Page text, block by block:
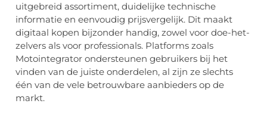
uitgebreid assortiment, duidelijke technische
informatie en eenvoudig prijsvergelijk. Dit maakt
digitaal kopen bijzonder handig, zowel voor doe-het-
zelvers als voor professionals. Platforms zoals
Motointegrator ondersteunen gebruikers bij het
vinden van de juiste onderdelen, al zijn ze slechts
één van de vele betrouwbare aanbieders op de
markt.